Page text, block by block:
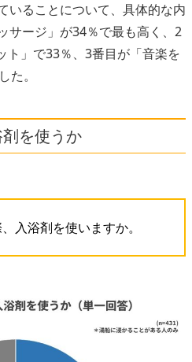
いることについて、具体的な内
サージ」が34％で最も高く、2
ト」で33％、3番目が「音楽を
た。
を使うか
入浴剤を使いますか。